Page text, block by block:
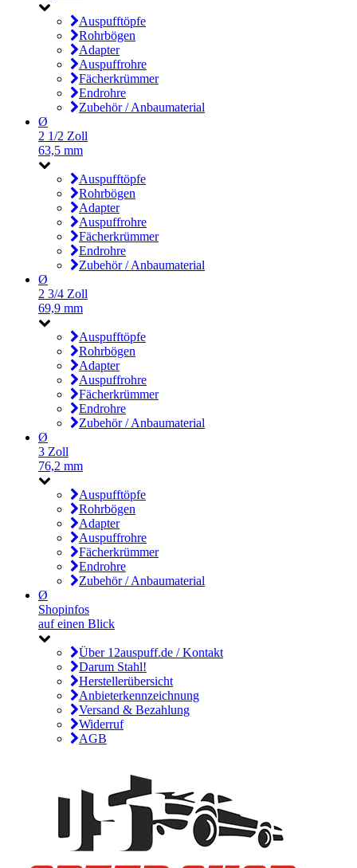
Auspufftöpfe
Rohrbögen
Adapter
Auspuffrohre
Fächerkrümmer
Endrohre
Zubehör / Anbaumaterial
Ø
2 1/2 Zoll
63,5 mm
Auspufftöpfe
Rohrbögen
Adapter
Auspuffrohre
Fächerkrümmer
Endrohre
Zubehör / Anbaumaterial
Ø
2 3/4 Zoll
69,9 mm
Auspufftöpfe
Rohrbögen
Adapter
Auspuffrohre
Fächerkrümmer
Endrohre
Zubehör / Anbaumaterial
Ø
3 Zoll
76,2 mm
Auspufftöpfe
Rohrbögen
Adapter
Auspuffrohre
Fächerkrümmer
Endrohre
Zubehör / Anbaumaterial
Ø
Shopinfos
auf einen Blick
Über 12auspuff.de / Kontakt
Darum Stahl!
Herstellerübersicht
Anbieterkennzeichnung
Versand & Bezahlung
Widerruf
AGB